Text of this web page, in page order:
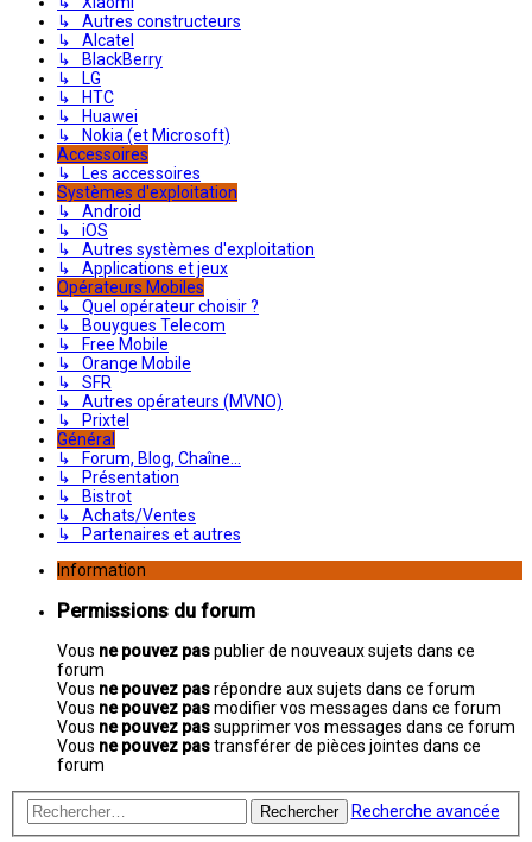
↳ Autres constructeurs
↳ Alcatel
↳ BlackBerry
↳ LG
↳ HTC
↳ Huawei
↳ Nokia (et Microsoft)
Accessoires
↳ Les accessoires
Systèmes d'exploitation
↳ Android
↳ iOS
↳ Autres systèmes d'exploitation
↳ Applications et jeux
Opérateurs Mobiles
↳ Quel opérateur choisir ?
↳ Bouygues Telecom
↳ Free Mobile
↳ Orange Mobile
↳ SFR
↳ Autres opérateurs (MVNO)
↳ Prixtel
Général
↳ Forum, Blog, Chaîne...
↳ Présentation
↳ Bistrot
↳ Achats/Ventes
↳ Partenaires et autres
Information
Permissions du forum
Vous ne pouvez paspublier de nouveaux sujets dans ce
forum
Vous ne pouvez pasrépondre aux sujets dans ce forum
Vous ne pouvez pasmodifier vos messages dans ce forum
Vous ne pouvez passupprimer vos messages dans ce forum
Vous ne pouvez pastransférer de pièces jointes dans ce
forum
Rechercher Recherche avancée